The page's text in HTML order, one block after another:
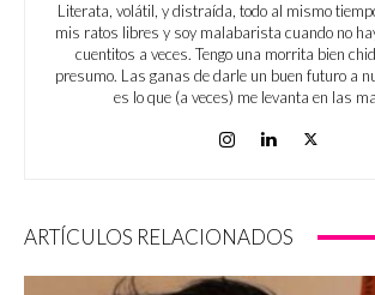
Literata, volátil, y distraída, todo al mismo
mis ratos libres y soy malabarista cuando no
cuentitos a veces. Tengo una morrita bien
presumo. Las ganas de darle un buen futuro a
es lo que (a veces) me levanta en las
ARTÍCULOS RELACIONADOS